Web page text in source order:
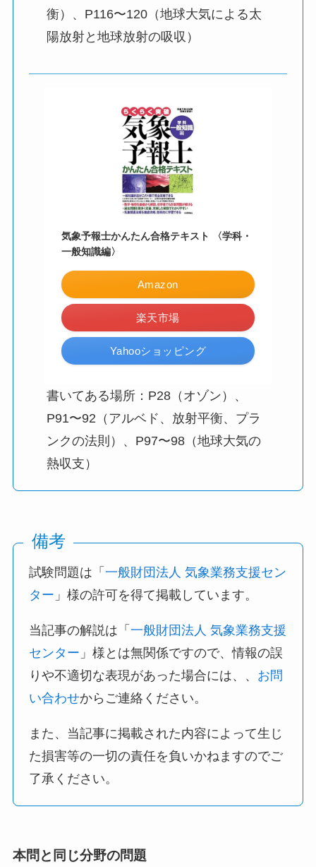
衡）、P116〜120（地球大気による太
陽放射と地球放射の吸収）
気象予報士かんたん合格テキスト 〈学科・
一般知識編〉
Amazon
楽天市場
Yahooショッピング
書いてある場所：P28（オゾン）、
P91〜92（アルベド、放射平衡、プラ
ンクの法則）、P97〜98（地球大気の
熱収支）
備考
試験問題は「一般財団法人 気象業務支援セン
ター 」様の許可を得て掲載しています。
当記事の解説は「一般財団法人 気象業務支援
センター 」様とは無関係ですので、情報の誤
りや不適切な表現があった場合には、、 お問
い合わせからご連絡ください。
また、当記事に掲載された内容によって生じ
た損害等の一切の責任を負いかねますのでご
了承ください。
本問と同じ分野の問題